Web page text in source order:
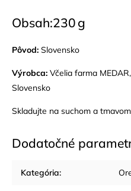
Obsah:230 g
Pôvod: Slovensko
Výrobca: Včelia farma
Slovensko
Skladujte na suchom a
Dodatočné
Kategória: